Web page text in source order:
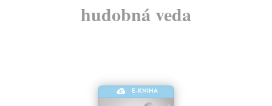
hudobná veda
E-KNIHA